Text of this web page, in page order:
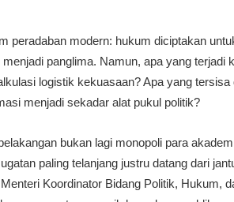
peradaban modern: hukum diciptakan
panglima. Namun, apa yang terjadi
logistik kekuasaan? Apa yang
menjadi sekadar alat pukul politik?
bukan lagi monopoli para
paling telanjang justru datang dari
Koordinator Bidang Politik, Hukum,